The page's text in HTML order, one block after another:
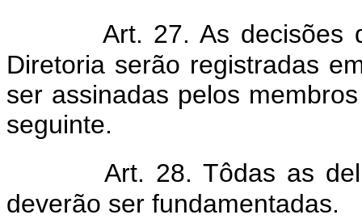
Art. 27. As decisões
Diretoria serão registradas
ser assinadas pelos
seguinte.
Art. 28. Tôdas as
deverão ser fundamentadas.